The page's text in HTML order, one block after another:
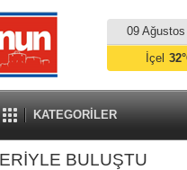
09
KATEGORİLER
İçel
BULUŞTU